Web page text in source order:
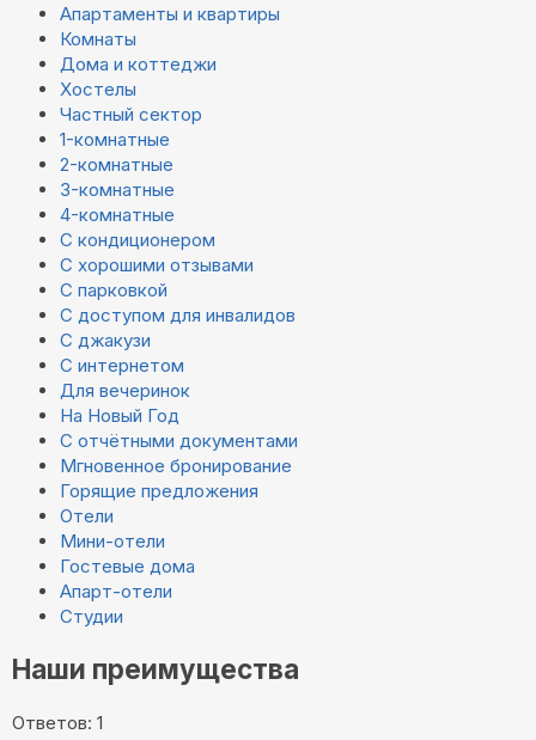
Апартаменты и квартиры
Комнаты
Дома и коттеджи
Хостелы
Частный сектор
1-комнатные
2-комнатные
3-комнатные
4-комнатные
С кондиционером
С хорошими отзывами
С парковкой
С доступом для инвалидов
С джакузи
С интернетом
Для вечеринок
На Новый Год
С отчётными документами
Мгновенное бронирование
Горящие предложения
Отели
Мини-отели
Гостевые дома
Апарт-отели
Студии
Наши преимущества
Ответов: 1